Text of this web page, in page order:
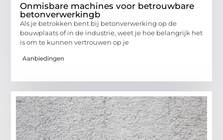
Onmisbare machines voor betrouwbare
betonverwerkingb
Als je betrokken bent bij betonverwerking op de
bouwplaats of in de industrie, weet je hoe belangrijk het
is om te kunnen vertrouwen op je
Aanbiedingen